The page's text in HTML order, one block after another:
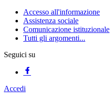
Accesso all'informazione
Assistenza sociale
Comunicazione istituzionale
Tutti gli argomenti...
Seguici su
Accedi